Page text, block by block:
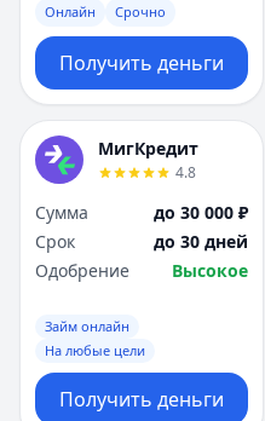
Онлайн Срочно
Получить деньги
МигКредит
4.8
Сумма
до 30 000 ₽
Срок
до 30 дней
Одобрение
Высокое
Займ онлайн
На любые цели
Получить деньги